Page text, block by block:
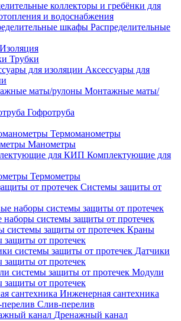
коллекторы и гребёнки для
и водоснабжения
Распределительные
Изоляция
Трубки
Аксессуары для
Монтажные маты/
Гофротруба
Термоманометры
Манометры
Комплектующие для
Термометры
Системы защиты от
наборы системы защиты от протечек
Краны
защиты от протечек
Датчики
защиты от протечек
Модули
защиты от протечек
Инженерная сантехника
Слив-перелив
Дренажный канал